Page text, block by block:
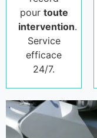
pour toute
intervention.
Service
efficace
24/7.